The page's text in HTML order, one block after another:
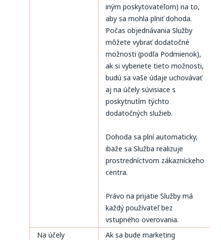
iným poskytovateľom) na to,
aby sa mohla plniť dohoda.
Počas objednávania Služby
môžete vybrať dodatočné
možnosti (podľa Podmienok),
ak si vyberiete tieto možnosti,
budú sa vaše údaje uchovávať
aj na účely súvisiace s
poskytnutím týchto
dodatočných služieb.
Dohoda sa plní automaticky,
ibaže sa Služba realizuje
prostredníctvom zákazníckeho
centra.
Právo na prijatie Služby má
každý používateľ bez
vstupného overovania.
Na účely
Ak sa bude marketing